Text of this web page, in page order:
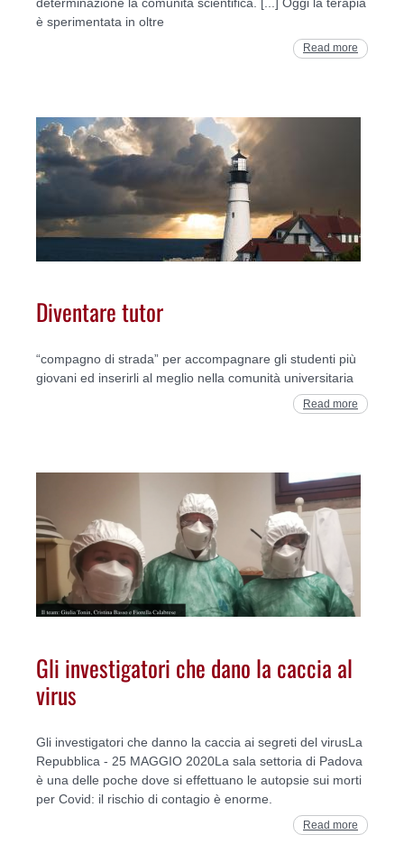
è sperimentata in oltre
Read more
Diventare tutor
“compagno di strada” per accompagnare gli studenti più
giovani ed inserirli al meglio nella comunità universitaria
Read more
Gli investigatori che dano la caccia al
virus
Gli investigatori che danno la caccia ai segreti del virusLa
Repubblica - 25 MAGGIO 2020La sala settoria di Padova
è una delle poche dove si effettuano le autopsie sui morti
per Covid: il rischio di contagio è enorme.
Read more